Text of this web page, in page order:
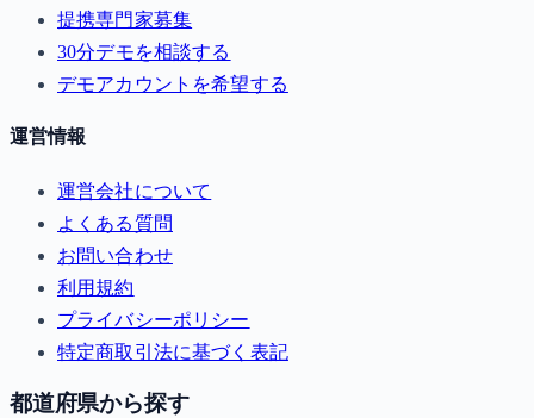
提携専門家募集
30分デモを相談する
デモアカウントを希望する
運営情報
運営会社について
よくある質問
お問い合わせ
利用規約
プライバシーポリシー
特定商取引法に基づく表記
都道府県から探す